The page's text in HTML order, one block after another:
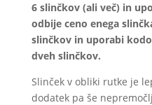
6 slinčkov (ali več) in
odbije ceno enega
slinčkov in uporabi
dveh slinčkov.
Slinček v obliki rutke je
dodatek pa še